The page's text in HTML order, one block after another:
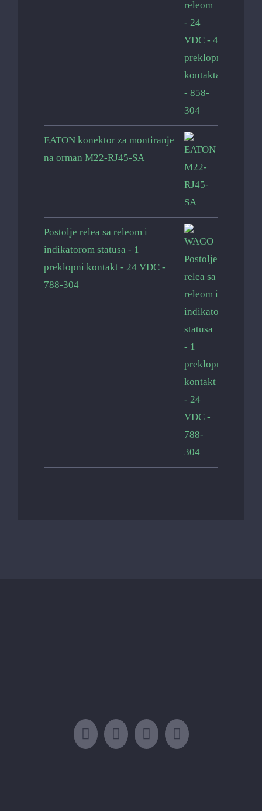
EATON konektor za montiranje
na orman M22-RJ45-SA
Postolje relea sa releom i
indikatorom statusa - 1
preklopni kontakt - 24 VDC -
788-304